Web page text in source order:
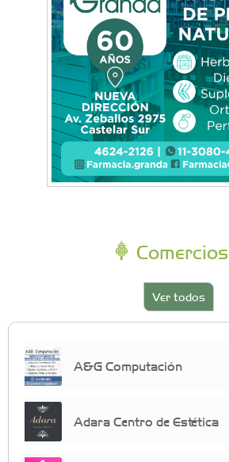
Comercios
Ver todos
A&G Computación
Adara Centro de Estética